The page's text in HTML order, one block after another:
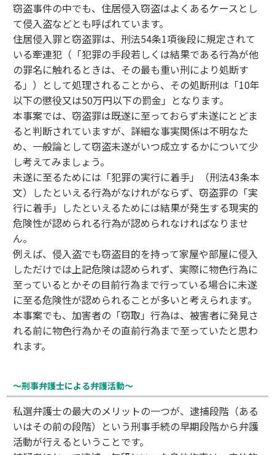
窃盗事件の中でも、住居侵入窃盗はよくあるケースとし
て侵入盗などとも呼ばれています。
住居侵入罪と窃盗罪は、刑法54条1項後段に規定されて
いる牽連犯（「犯罪の手段若しくは結果である行為が他
の罪名に触れるときは、その最も重い刑により処断す
る」）として処理されることから、その処断刑は「10年
以下の懲役又は50万円以下の罰金」となります。
本事案では、窃盗罪は既遂に至っておらず未遂にとどま
ると判断されていますが、詳細な事実関係は不明なた
め、一般論として窃盗未遂がいつ成立するかについて少
し考えてみましょう。
未遂に至るためには「犯罪の実行に着手」（刑法43条本
文）したといえる行為がなけれがならず、窃盗罪の「実
行に着手」したといえるためには結果が発生する現実的
危険性が認められる行為が認められなければなりませ
ん。
例えば、侵入盗でも窃盗目的を持って家屋や部屋に侵入
しただけでは上記危険は認められず、実際に物色行為に
至っているとかその目前行為まで行っている場合に未遂
に至る危険性が認められることが多いと考えられます。
本事案でも、加害者の「窃取」行為は、被害者に発見さ
れる前に物色行為かその直前行為まで至っていたと思わ
れます。
〜刑事弁護士による弁護活動〜
私選弁護士の最大のメリットの一つが、逮捕段階（ある
いはその前の段階）という刑事手続の早期段階から弁護
活動が行えるということです。